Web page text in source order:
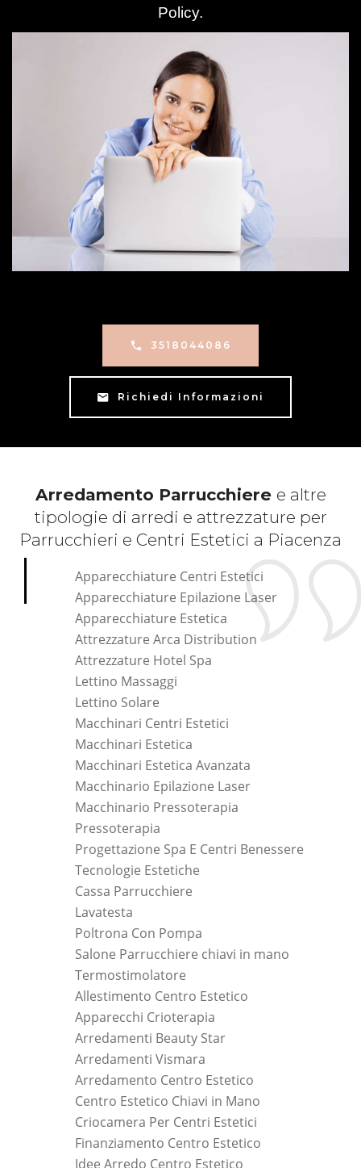
Policy.
3518044086
Richiedi Informazioni
Arredamento Parrucchiere e altre
tipologie di arredi e attrezzature per
Parrucchieri e Centri Estetici a Piacenza
Apparecchiature Centri Estetici
Apparecchiature Epilazione Laser
Apparecchiature Estetica
Attrezzature Arca Distribution
Attrezzature Hotel Spa
Lettino Massaggi
Lettino Solare
Macchinari Centri Estetici
Macchinari Estetica
Macchinari Estetica Avanzata
Macchinario Epilazione Laser
Macchinario Pressoterapia
Pressoterapia
Progettazione Spa E Centri Benessere
Tecnologie Estetiche
Cassa Parrucchiere
Lavatesta
Poltrona Con Pompa
Salone Parrucchiere chiavi in mano
Termostimolatore
Allestimento Centro Estetico
Apparecchi Crioterapia
Arredamenti Beauty Star
Arredamenti Vismara
Arredamento Centro Estetico
Centro Estetico Chiavi in Mano
Criocamera Per Centri Estetici
Finanziamento Centro Estetico
Idee Arredo Centro Estetico